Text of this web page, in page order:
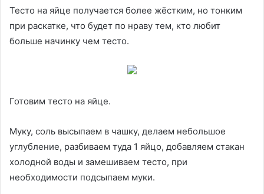
Тесто на яйце получается более жёстким, но тонким
при раскатке, что будет по нраву тем, кто любит
больше начинку чем тесто.
Готовим тесто на яйце.
Муку, соль высыпаем в чашку, делаем небольшое
углубление, разбиваем туда 1 яйцо, добавляем стакан
холодной воды и замешиваем тесто, при
необходимости подсыпаем муки.